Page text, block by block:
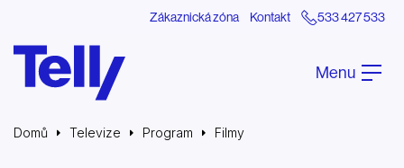
Zákaznická zóna Kontakt 533 427 533
Menu
Domů Televize Program Filmy